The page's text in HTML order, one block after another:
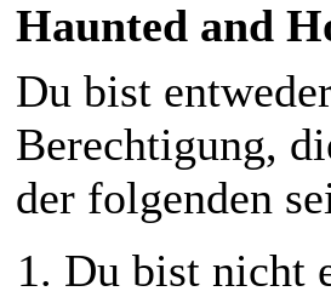
Haunted and
Du bist
Berechtigung,
der folgenden
Du bist nicht